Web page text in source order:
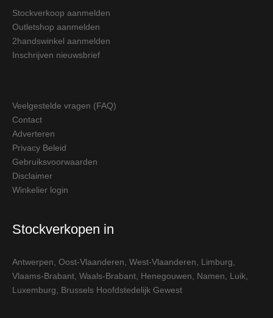
Stockverkoop aanmelden
Outletshop aanmelden
2handswinkel aanmelden
Inschrijven nieuwsbrief
Veelgestelde vragen (FAQ)
Contact
Adverteren
Privacy Beleid
Gebruiksvoorwaarden
Disclaimer
Winkelier login
Stockverkopen in
Antwerpen Oost-Vlaanderen West-Vlaanderen Limburg
Vlaams-Brabant Waals-Brabant Henegouwen Namen Luik
Luxemburg
Brussels Hoofdstedelijk Gewest